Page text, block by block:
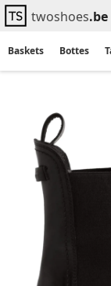
twoshoes.be
Baskets Bottes